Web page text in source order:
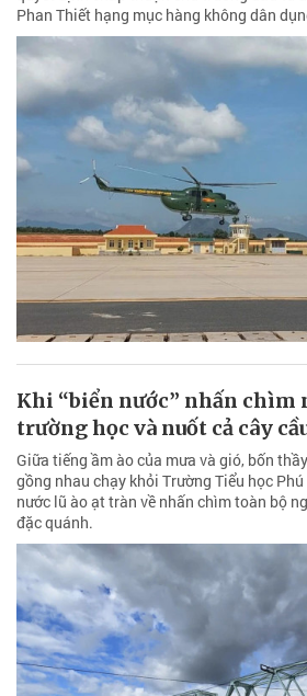
Phan Thiết hạng mục hàng không dân
Khi “biển nước” nhấn chìm
trường học và nuốt cả cây
Giữa tiếng ầm ào của mưa và gió, bốn
gồng nhau chạy khỏi Trường Tiểu học
nước lũ ào ạt tràn về nhấn chìm toàn bộ
đặc quánh.